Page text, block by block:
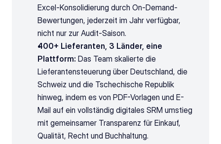
Excel-Konsolidierung durch On-Demand-
Bewertungen, jederzeit im Jahr verfügbar,
nicht nur zur Audit-Saison.
400+ Lieferanten, 3 Länder, eine
Plattform: Das Team skalierte die
Lieferantensteuerung über Deutschland, die
Schweiz und die Tschechische Republik
hinweg, indem es von PDF-Vorlagen und E-
Mail auf ein vollständig digitales SRM umstieg
mit gemeinsamer Transparenz für Einkauf,
Qualität, Recht und Buchhaltung.